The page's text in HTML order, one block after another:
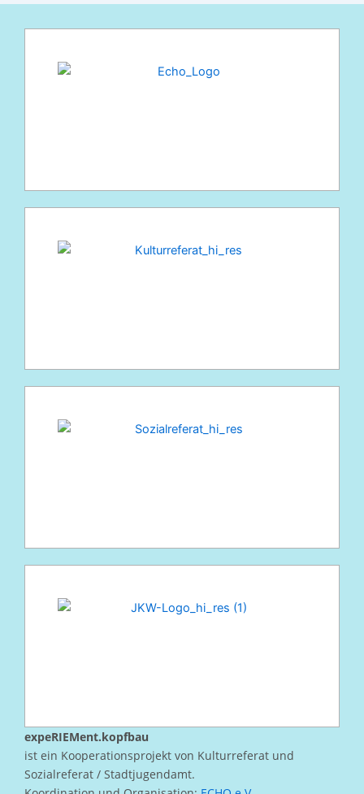
expeRIEMent.kopfbau
ist ein Kooperationsprojekt von Kulturreferat und
Sozialreferat / Stadtjugendamt.